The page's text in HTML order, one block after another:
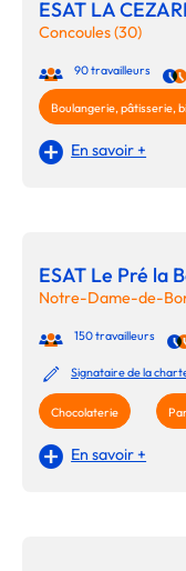
ESAT LA
Concoules (30)
90 travailleurs
Boulangerie, pâtisserie,
En savoir +
ESAT Le Pré la
Notre-Dame-de-
150 travailleurs
Signataire de la
Chocolaterie
En savoir +